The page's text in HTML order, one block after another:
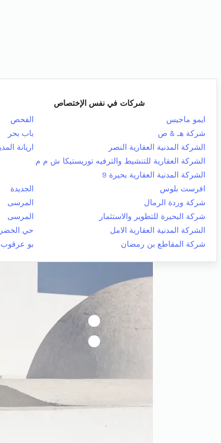
شركات في نفس الإختصاص
ايمو ماجيس
الفحص
شركة هـ & ص
باب بحر
الشركة المدنية العقارية النصر
اريانة
الشركة العقارية للتنشيط والترفيه توريستيكا ش م م
الشركة المدنية العقارية بحيرة 9
افرست بلوس
الجديدة
شركة وردة الرمال
المرسى
شركة البحيرة للتطوير والاستثمار
المرسى
الشركة المدنية العقارية الامل
حي
شركة المقاطع بن رمضان
بو عرقوب